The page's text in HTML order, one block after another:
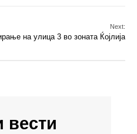
Next:
на улица 3 во зоната Ќојлија
вести